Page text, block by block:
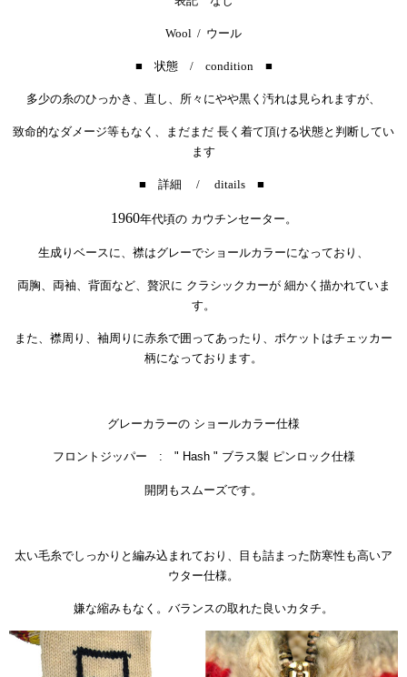
Wool / ウール
■ 状態 / condition ■
多少の糸のひっかき、直し、所々にやや黒く汚れは見られますが、
致命的なダメージ等もなく、まだまだ 長く着て頂ける状態と判断してい
ます
■ 詳細 / ditails ■
1960年代頃の カウチンセーター。
生成りベースに、襟はグレーでショールカラーになっており、
両胸、両袖、背面など、贅沢に クラシックカーが 細かく描かれていま
す。
また、襟周り、袖周りに赤糸で囲ってあったり、ポケットはチェッカー
柄になっております。
グレーカラーの ショールカラー仕様
フロントジッパー : " Hash " ブラス製 ピンロック仕様
開閉もスムーズです。
太い毛糸でしっかりと編み込まれており、目も詰まった防寒性も高いア
ウター仕様。
嫌な縮みもなく。バランスの取れた良いカタチ。